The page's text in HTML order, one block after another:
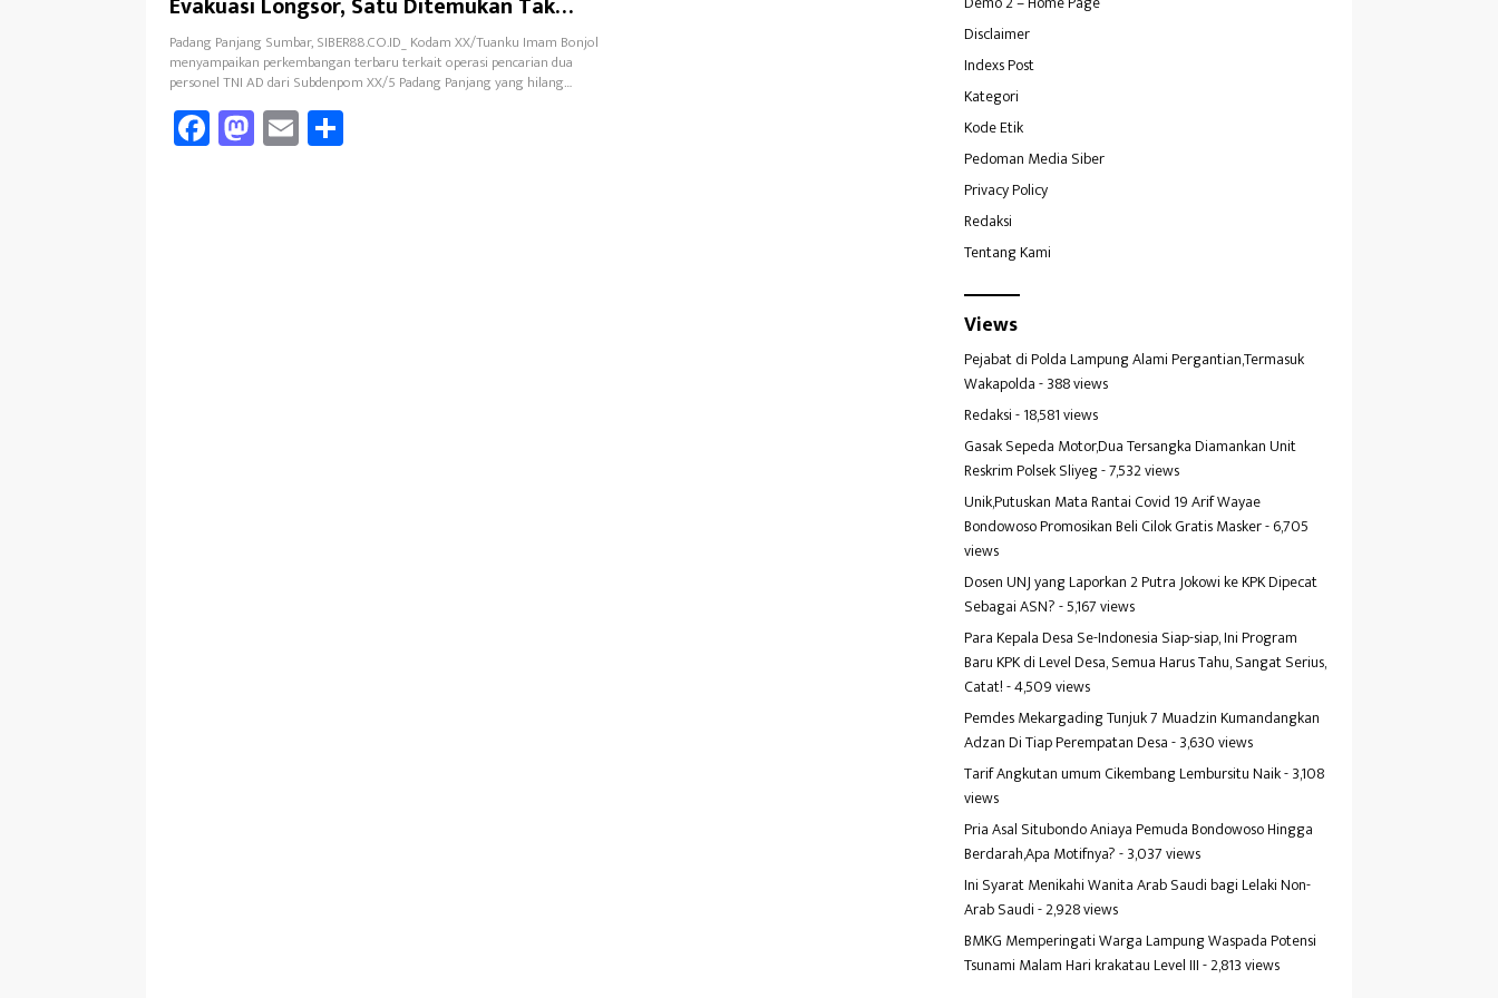
Bernyawa
Padang Panjang Sumbar, SIBER88.CO.ID_ Kodam XX/Tuanku Imam Bonjol
menyampaikan perkembangan terbaru terkait operasi pencarian dua
personel TNI AD dari Subdenpom XX/5 Padang Panjang yang hilang…
Fa
ce
M
as
E
m
Disclaimer
Indexs Post
Kategori
Kode Etik
Pedoman Media Siber
Privacy Policy
Redaksi
Tentang Kami
Views
Pejabat di Polda Lampung Alami Pergantian,Termasuk
Wakapolda- 388 views
Redaksi- 18,581 views
Gasak Sepeda Motor,Dua Tersangka Diamankan Unit
Reskrim Polsek Sliyeg- 7,532 views
Unik,Putuskan Mata Rantai Covid 19 Arif Wayae
Bondowoso Promosikan Beli Cilok Gratis Masker- 6,705
views
Dosen UNJ yang Laporkan 2 Putra Jokowi ke KPK Dipecat
Sebagai ASN?- 5,167 views
Para Kepala Desa Se-Indonesia Siap-siap, Ini Program
Baru KPK di Level Desa, Semua Harus Tahu, Sangat Serius,
Catat!- 4,509 views
Pemdes Mekargading Tunjuk 7 Muadzin Kumandangkan
Adzan Di Tiap Perempatan Desa- 3,630 views
Tarif Angkutan umum Cikembang Lembursitu Naik- 3,108
views
Pria Asal Situbondo Aniaya Pemuda Bondowoso Hingga
Berdarah,Apa Motifnya?- 3,037 views
Ini Syarat Menikahi Wanita Arab Saudi bagi Lelaki Non-
Arab Saudi- 2,928 views
BMKG Memperingati Warga Lampung Waspada Potensi
Tsunami Malam Hari krakatau Level III- 2,813 views